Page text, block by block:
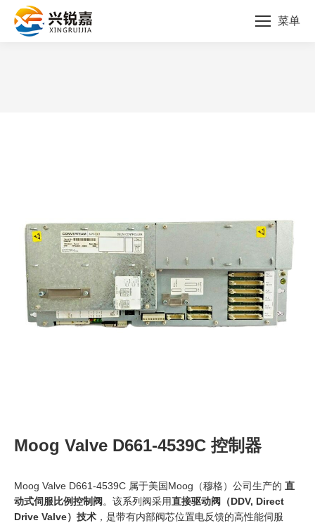
菜单
Moog Valve D661-4539C 控制器
Moog Valve D661-4539C 属于美国Moog（穆格）公司生产的 直
动式伺服比例控制阀 。该系列阀采用直接驱动阀（DDV, Direct
Drive Valve）技术 ，是带有内部阀芯位置电反馈的高性能伺服